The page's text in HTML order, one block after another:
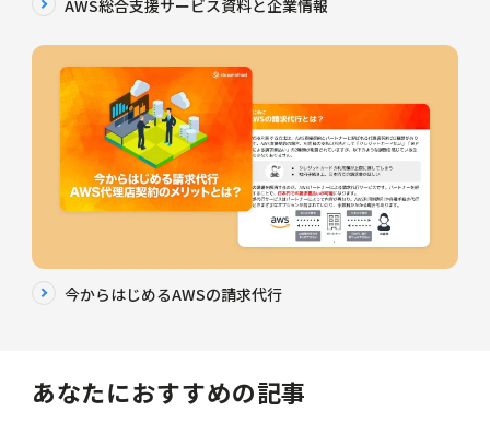
AWS総合支援サービス資料と企業情報
今からはじめるAWSの請求代行
あなたにおすすめの記事